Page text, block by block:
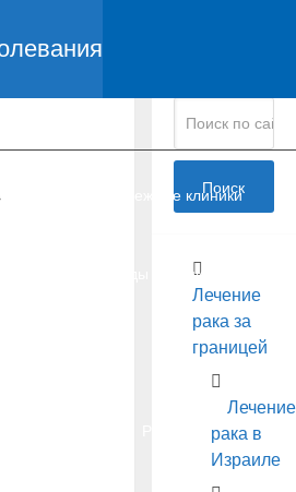
Зарубежные клиники
Методы лечения рака
Поиск
Лечение
рака за
границей
Лечение
рака в
Израиле